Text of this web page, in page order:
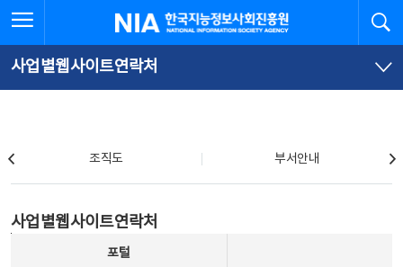
문
로
가
체
뉴
바
가
한국지능정보사회진흥원
사업별웹사이트연락처
조직도 부서안내
사업별웹사이트연락처
포털